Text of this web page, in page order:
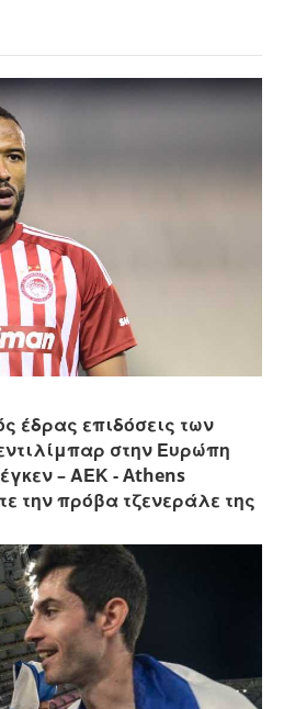
έδρας επιδόσεις των
στην Ευρώπη
– ΑΕΚ - Athens
την πρόβα τζενεράλε της